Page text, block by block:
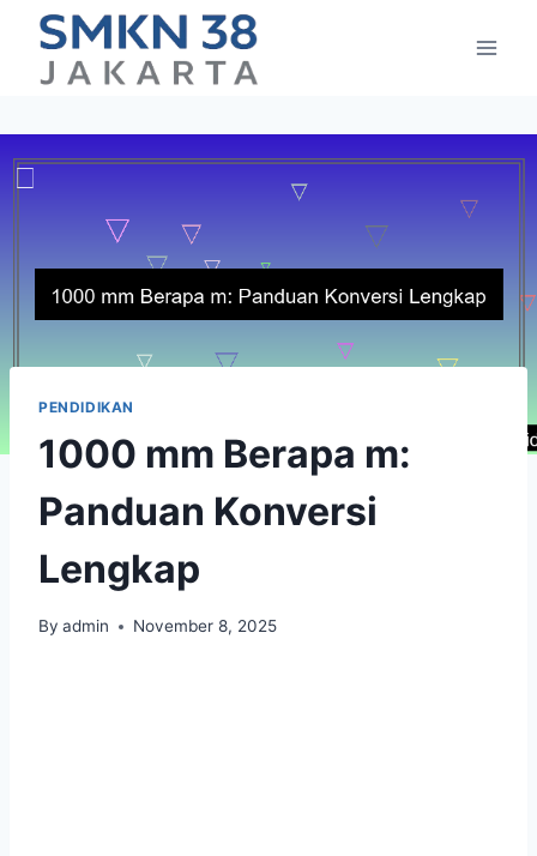
content
PENDIDIKAN
1000 mm Berapa m:
Panduan Konversi
Lengkap
By admin November 8, 2025